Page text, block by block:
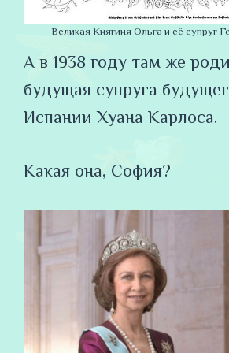
Великая Княгиня Ольга и её супруг
А в 1938 году там же
будущая супруга
Испании Хуана Карлоса.
Какая она, София?